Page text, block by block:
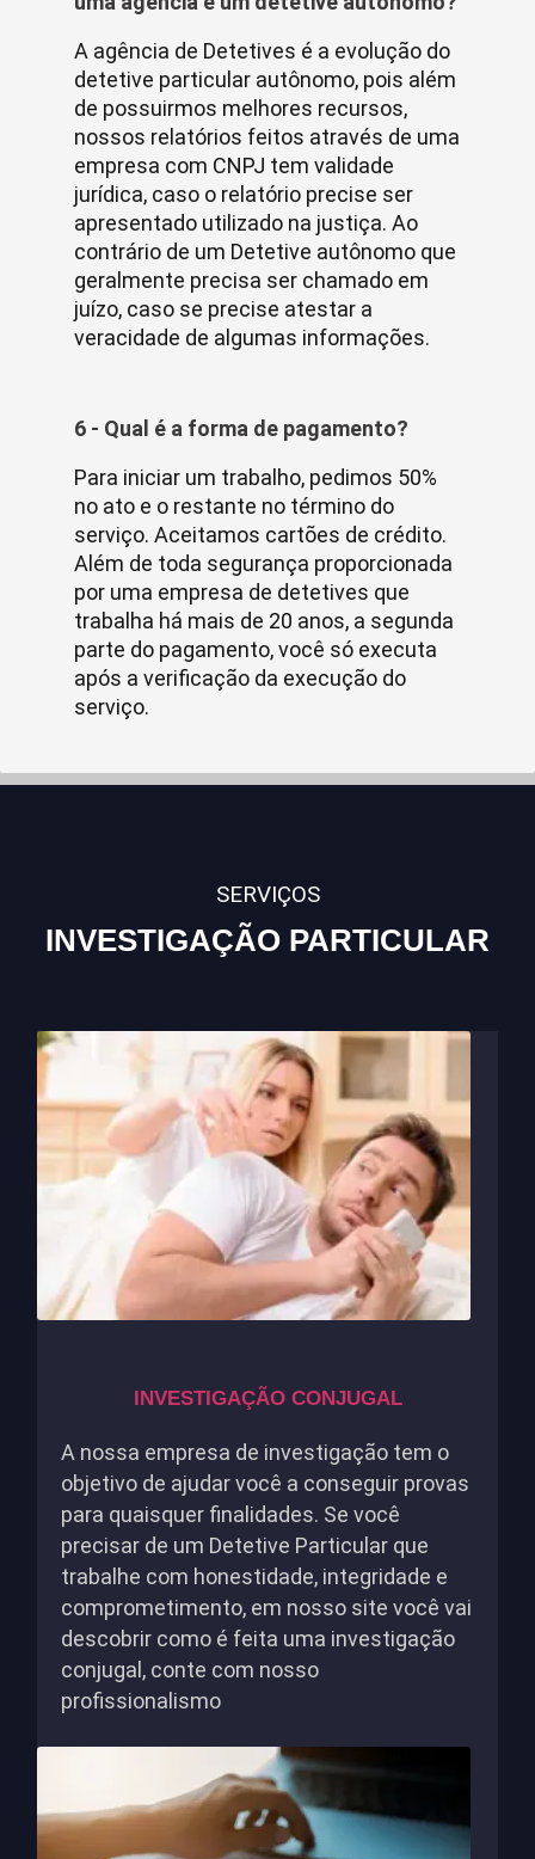
A agência de Detetives é a evolução do
detetive particular autônomo, pois além
de possuirmos melhores recursos,
nossos relatórios feitos através de uma
empresa com CNPJ tem validade
jurídica, caso o relatório precise ser
apresentado utilizado na justiça. Ao
contrário de um Detetive autônomo que
geralmente precisa ser chamado em
juízo, caso se precise atestar a
veracidade de algumas informações.
6 - Qual é a forma de pagamento?
Para iniciar um trabalho, pedimos 50%
no ato e o restante no término do
serviço. Aceitamos cartões de crédito.
Além de toda segurança proporcionada
por uma empresa de detetives que
trabalha há mais de 20 anos, a segunda
parte do pagamento, você só executa
após a verificação da execução do
serviço.
SERVIÇOS
INVESTIGAÇÃO PARTICULAR
INVESTIGAÇÃO CONJUGAL
A nossa empresa de investigação tem o
objetivo de ajudar você a conseguir provas
para quaisquer finalidades. Se você
precisar de um Detetive Particular que
trabalhe com honestidade, integridade e
comprometimento, em nosso site você vai
descobrir como é feita uma investigação
conjugal, conte com nosso
profissionalismo